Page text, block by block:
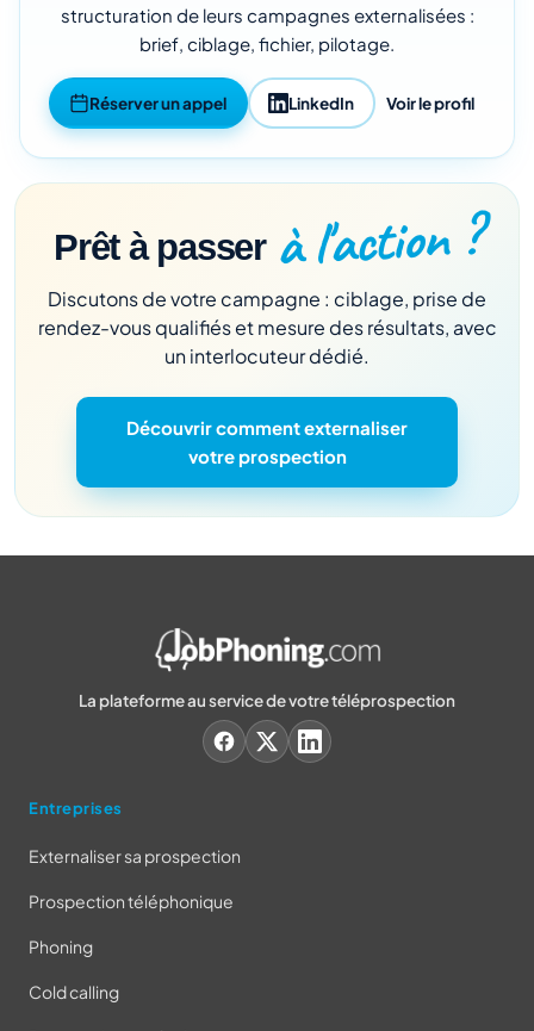
structuration de leurs campagnes externalisées :
brief, ciblage, fichier, pilotage.
Réserver un appel LinkedIn Voir le profil
Prêt à passer à l'action ?
Discutons de votre campagne : ciblage, prise de
rendez-vous qualifiés et mesure des résultats, avec
un interlocuteur dédié.
Découvrir comment externaliser
votre prospection
La plateforme au service de votre téléprospection
Entreprises
Externaliser sa prospection
Prospection téléphonique
Phoning
Cold calling